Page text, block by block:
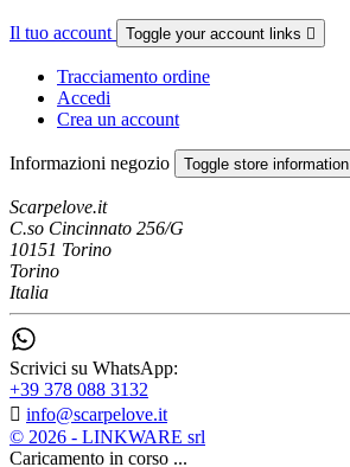
Il tuo account Toggle your account links 
Tracciamento ordine
Accedi
Crea un account
Informazioni negozio Toggle store information
Scarpelove.it
C.so Cincinnato 256/G
10151 Torino
Torino
Italia
Scrivici su WhatsApp:
+39 378 088 3132
 info@scarpelove.it
© 2026 - LINKWARE srl
Caricamento in corso ...